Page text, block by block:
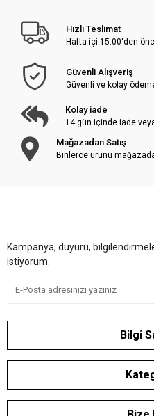
Hızlı Teslimat
Hafta içi 15:00'den
Güvenli Alışveriş
Güvenli ve kolay
Kolay iade
14 gün içinde iade
Mağazadan Satış
Binlerce ürünü
Kampanya, duyuru,
istiyorum.
Bilgi